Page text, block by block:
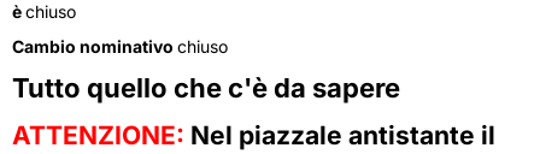
èchiuso
Cambio nominativo chiuso
Tutto quello che c'è da sapere
ATTENZIONE: Nel piazzale antistante il